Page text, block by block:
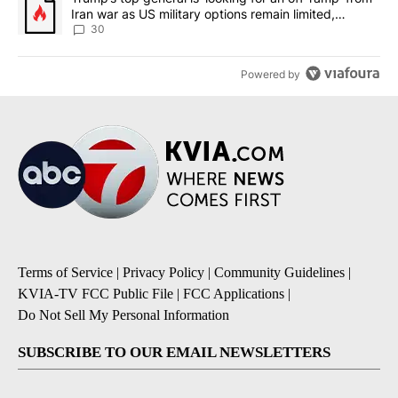
Iran war as US military options remain limited,
sources say
30
Powered by
Terms of Service | Privacy Policy | Community Guidelines |
KVIA-TV FCC Public File | FCC Applications |
Do Not Sell My Personal Information
SUBSCRIBE TO OUR EMAIL NEWSLETTERS